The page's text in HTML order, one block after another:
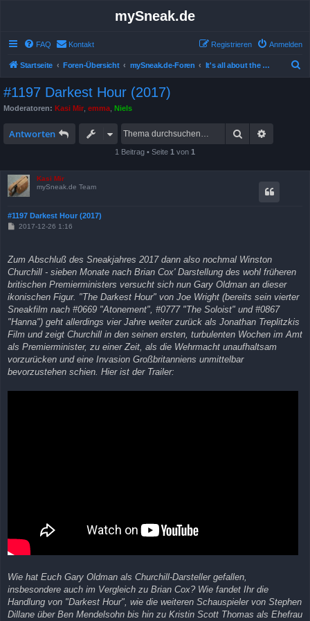
mySneak.de
FAQ Kontakt Anmelden
Registrieren
Startseite Foren-Übersicht mySneak.de-Foren It's all about the movies!
#1197 Darkest Hour (2017)
Moderatoren: Kasi Mir emma Niels
Antworten Suche
1 Beitrag • Seite 1 von 1
Kasi Mir
mySneak.de Team
#1197 Darkest Hour (2017)
B
r
a
g
2017-12-26 1:16
Zum Abschluß des Sneakjahres 2017 dann also nochmal Winston
Churchill - sieben Monate nach Brian Cox' Darstellung des wohl früheren
britischen Premierministers versucht sich nun Gary Oldman an dieser
ikonischen Figur. "The Darkest Hour" von Joe Wright (bereits sein vierter
Sneakfilm nach #0669 "Atonement", #0777 "The Soloist" und #0867
"Hanna") geht allerdings vier Jahre weiter zurück als Jonathan Treplitzkis
Film und zeigt Churchill in den seinen ersten, turbulenten Wochen im Amt
als Premierminister, zu einer Zeit, als die Wehrmacht unaufhaltsam
vorzurücken und eine Invasion Großbritanniens unmittelbar
bevorzustehen schien. Hier ist der Trailer:
Wie hat Euch Gary Oldman als Churchill-Darsteller gefallen,
insbesondere auch im Vergleich zu Brian Cox? Wie fandet Ihr die
Handlung von "Darkest Hour", wie die weiteren Schauspieler von Stephen
Dillane über Ben Mendelsohn bis hin zu Kristin Scott Thomas als Ehefrau